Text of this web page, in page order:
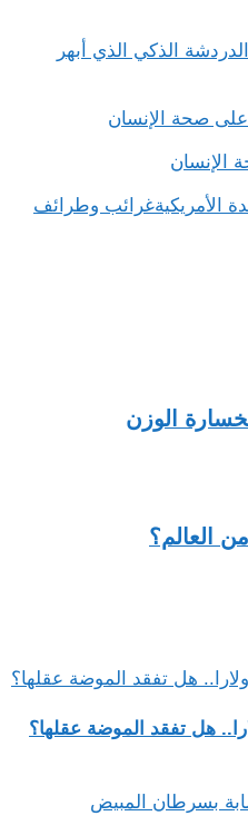
الذكي الذي أبهر
الإنسان
الأمريكيةغرائب وطرائف
الوزن
العالم؟